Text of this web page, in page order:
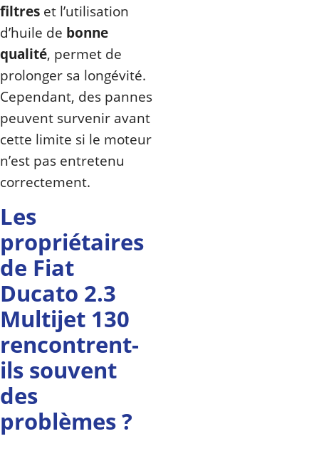
filtres et l’utilisation
d’huile de bonne
qualité, permet de
prolonger sa longévité.
Cependant, des pannes
peuvent survenir avant
cette limite si le moteur
n’est pas entretenu
correctement.
Les
propriétaires
de Fiat
Ducato 2.3
Multijet 130
rencontrent-
ils souvent
des
problèmes ?